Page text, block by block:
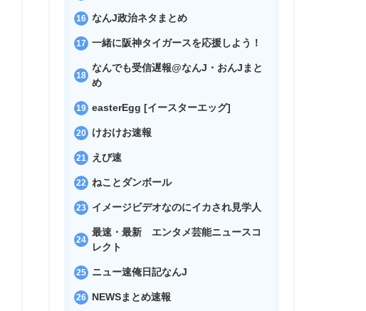
なんJ政治ネタまとめ
一緒に阪神タイガースを応援しよう！
なんでも受信遅報@なんJ・おんJまと
め
easterEgg [イースターエッグ]
けおけお速報
えび速
ねことダンボール
イメージビデオなのにイカされ見学人
最速・最新 エンタメ芸能ニュースコ
レクト
ニュー速俺日記なんJ
NEWSまとめ速報